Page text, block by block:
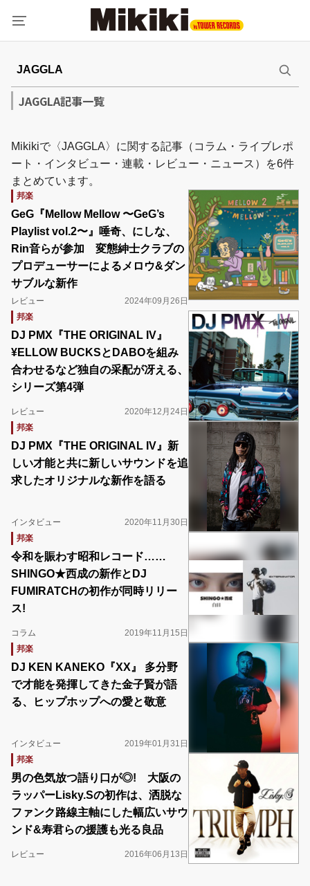
JAGGLA記事一覧
Mikikiで〈JAGGLA〉に関する記事（コラム・ライブレポ
ート・インタビュー・連載・レビュー・ニュース）を6件
まとめています。
邦楽
GeG『Mellow Mellow 〜GeG’s
Playlist vol.2〜』唾奇、にしな、
Rin音らが参加 変態紳士クラブの
プロデューサーによるメロウ&ダン
サブルな新作
レビュー
2024年09月26日
邦楽
DJ PMX『THE ORIGINAL IV』
¥ELLOW BUCKSとDABOを組み
合わせるなど独自の采配が冴える、
シリーズ第4弾
レビュー
2020年12月24日
邦楽
DJ PMX『THE ORIGINAL IV』新
しい才能と共に新しいサウンドを追
求したオリジナルな新作を語る
インタビュー
2020年11月30日
邦楽
令和を賑わす昭和レコード……
SHINGO★西成の新作とDJ
FUMIRATCHの初作が同時リリー
ス!
コラム
2019年11月15日
邦楽
DJ KEN KANEKO『XX』 多分野
で才能を発揮してきた金子賢が語
る、ヒップホップへの愛と敬意
インタビュー
2019年01月31日
邦楽
男の色気放つ語り口が◎! 大阪の
ラッパーLisky.Sの初作は、洒脱な
ファンク路線主軸にした幅広いサウ
ンド&寿君らの援護も光る良品
レビュー 2016年06月13日